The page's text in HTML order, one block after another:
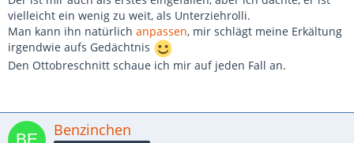
vielleicht ein wenig zu weit, als Unterziehrolli.
Man kann ihn natürlich anpassen, mir schlägt meine Erkältung
irgendwie aufs Gedächtnis
Den Ottobreschnitt schaue ich mir auf jeden Fall an.
Benzinchen